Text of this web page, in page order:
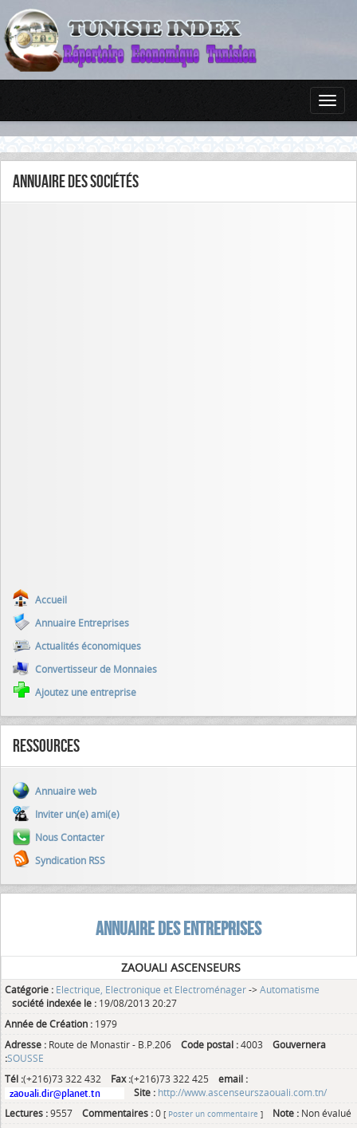
Annuaire des sociétés
Accueil
Annuaire Entreprises
Actualités économiques
Convertisseur de Monnaies
Ajoutez une entreprise
Ressources
Annuaire web
Inviter un(e) ami(e)
Nous Contacter
Syndication RSS
ANNUAIRE DES ENTREPRISES
ZAOUALI ASCENSEURS
Catégorie : Electrique, Electronique et Electroménager->Automatisme
société indexée le : 19/08/2013 20:27
Année de Création : 1979
Adresse : Route de Monastir - B.P.206 Code postal :4003
Gouvernera
:SOUSSE
Tél :(+216)73 322 432 Fax :(+216)73 322 425
email :
Site : http://www.ascenseurszaouali.com.tn/
Lectures :9557 Commentaires :0 [ Poster un commentaire ] Note : Non évalué